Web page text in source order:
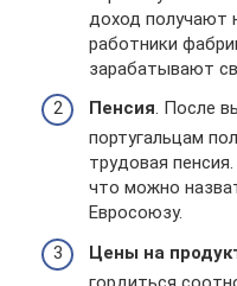
доход получают
работники
зарабатывают
Пенсия. После
португальцам
трудовая
что можно
Евросоюзу.
Цены на